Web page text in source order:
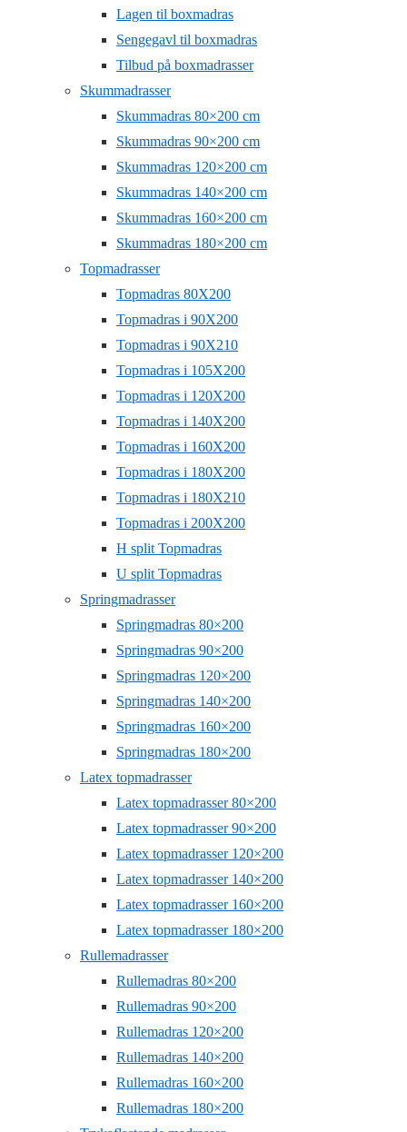
Lagen til boxmadras
Sengegavl til boxmadras
Tilbud på boxmadrasser
Skummadrasser
Skummadras 80×200 cm
Skummadras 90×200 cm
Skummadras 120×200 cm
Skummadras 140×200 cm
Skummadras 160×200 cm
Skummadras 180×200 cm
Topmadrasser
Topmadras 80X200
Topmadras i 90X200
Topmadras i 90X210
Topmadras i 105X200
Topmadras i 120X200
Topmadras i 140X200
Topmadras i 160X200
Topmadras i 180X200
Topmadras i 180X210
Topmadras i 200X200
H split Topmadras
U split Topmadras
Springmadrasser
Springmadras 80×200
Springmadras 90×200
Springmadras 120×200
Springmadras 140×200
Springmadras 160×200
Springmadras 180×200
Latex topmadrasser
Latex topmadrasser 80×200
Latex topmadrasser 90×200
Latex topmadrasser 120×200
Latex topmadrasser 140×200
Latex topmadrasser 160×200
Latex topmadrasser 180×200
Rullemadrasser
Rullemadras 80×200
Rullemadras 90×200
Rullemadras 120×200
Rullemadras 140×200
Rullemadras 160×200
Rullemadras 180×200